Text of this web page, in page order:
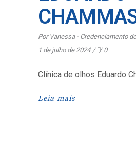
Por Vanessa - Credenciamento
1 de julho de 2024
0
Clínica de olhos Eduardo
Leia mais